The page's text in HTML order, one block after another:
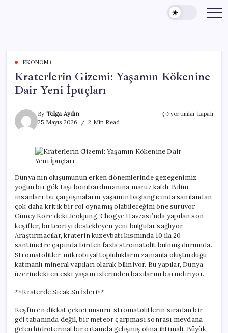
content
EKONOMI
Kraterlerin Gizemi: Yaşamın Kökenine
Dair Yeni İpuçları
By Tolga Aydın
25 Mayıs 2026
2 Min Read
Kraterlerin
Dair
Yeni
yorumlar kapalı
Dünya’nın oluşumunun erken dönemlerinde gezegenimiz,
yoğun bir gök taşı bombardımanına maruz kaldı. Bilim
insanları, bu çarpışmaların yaşamın başlangıcında sanılandan
çok daha kritik bir rol oynamış olabileceğini öne sürüyor.
Güney Kore’deki Jeokjung-Chogye Havzası’nda yapılan son
keşifler, bu teoriyi destekleyen yeni bulgular sağlıyor.
Araştırmacılar, kraterin kuzeybatı kısmında 10 ila 20
santimetre çapında birden fazla stromatolit bulmuş durumda.
Stromatolitler, mikrobiyal toplulukların zamanla oluşturduğu
katmanlı mineral yapıları olarak biliniyor. Bu yapılar, Dünya
üzerindeki en eski yaşam izlerinden bazılarını barındırıyor.
**Kraterde Sıcak Su İzleri**
Keşfin en dikkat çekici unsuru, stromatolitlerin sıradan bir
göl tabanında değil, bir meteor çarpması sonrası meydana
gelen hidrotermal bir ortamda gelişmiş olma ihtimali. Büyük